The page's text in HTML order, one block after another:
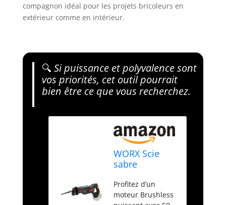
compagnon idéal pour les projets bricoleurs en
extérieur comme en intérieur.
🔍 Si puissance et polyvalence sont
vos priorités, cet outil pourrait
bien être ce que vous recherchez.
WORX Scie
sabre
sans fil 20V
WX516.9
Profitez d’un
moteur Brushless